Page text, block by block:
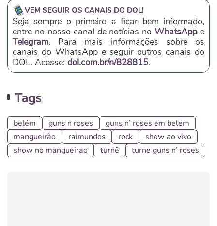
VEM SEGUIR OS CANAIS DO DOL!
Seja sempre o primeiro a ficar bem informado,
entre no nosso canal de notícias noWhatsAppe
Telegram. Para mais informações sobre os
canais do WhatsApp e seguir outros canais do
DOL. Acesse: dol.com.br/n/828815.
Tags
belém guns n roses
guns n’ roses em belém
mangueirão
raimundos rock
show ao vivo
show no mangueirao
turnê turnê guns n’ roses